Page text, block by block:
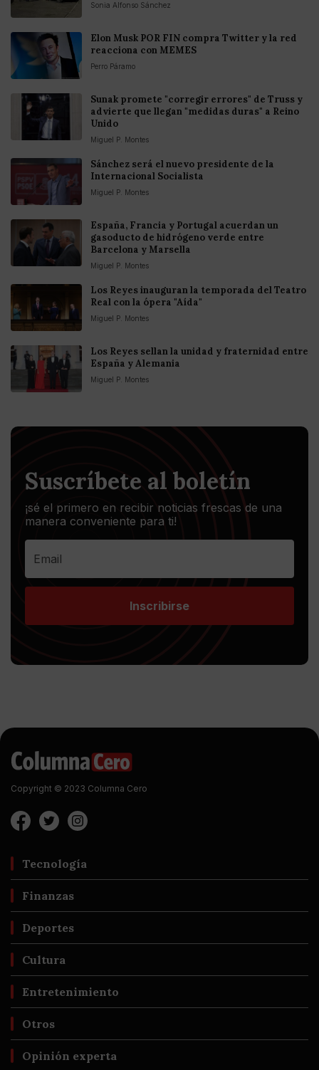
Sonia Alfonso Sánchez
Elon Musk POR FIN compra Twitter y la red
reacciona con MEMES
Perro Páramo
Sunak promete "corregir errores" de Truss y
advierte que llegan "medidas duras" a Reino
Unido
Miguel P. Montes
Sánchez será el nuevo presidente de la
Internacional Socialista
Miguel P. Montes
España, Francia y Portugal acuerdan un
gasoducto de hidrógeno verde entre
Barcelona y Marsella
Miguel P. Montes
Los Reyes inauguran la temporada del Teatro
Real con la ópera "Aída"
Miguel P. Montes
Los Reyes sellan la unidad y fraternidad entre
España y Alemania
Miguel P. Montes
Suscríbete al boletín
¡sé el primero en recibir noticias frescas de una
manera conveniente para ti!
Inscribirse
Copyright © 2023 Columna Cero
Tecnología
Finanzas
Deportes
Cultura
Entretenimiento
Otros
Opinión experta